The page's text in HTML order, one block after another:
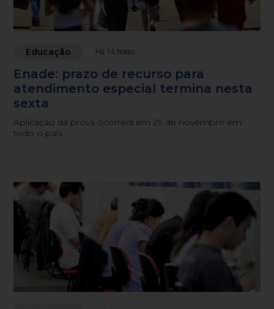
Educação Há 14 horas
Enade: prazo de recurso para
atendimento especial termina nesta
sexta
Aplicação da prova ocorrerá em 29 de novembro em
todo o país